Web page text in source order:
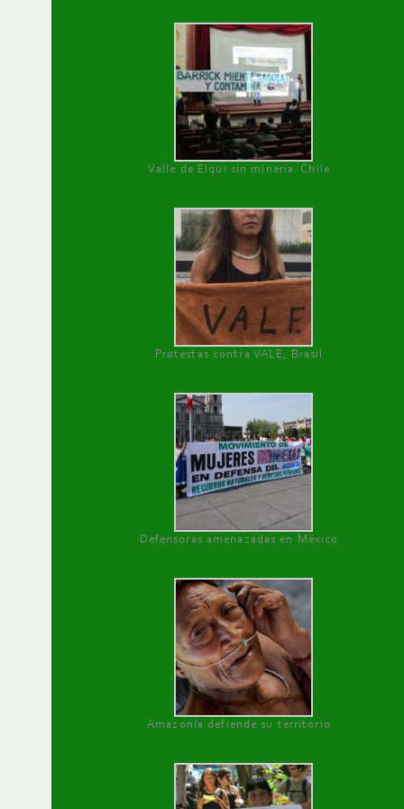
Valle de Elqui sin minería. Chile
Protestas contra VALE, Brasil
Defensoras amenazadas en México
Amazonía defiende su territorio